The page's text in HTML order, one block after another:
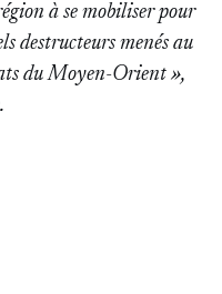
à se mobiliser pour
destructeurs menés au
du Moyen-Orient »,